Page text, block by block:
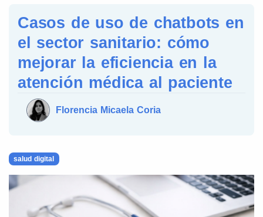
Casos de uso de chatbots en
el sector sanitario: cómo
mejorar la eficiencia en la
atención médica al paciente
Florencia Micaela Coria
salud digital